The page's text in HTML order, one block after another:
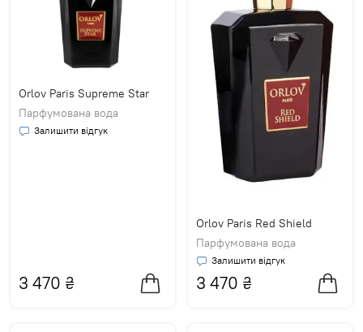
Orlov Paris Supreme Star
Парфумована вода
Залишити відгук
3 470 ₴
Orlov Paris Red Shield
Парфумована вода
Залишити відгук
3 470 ₴